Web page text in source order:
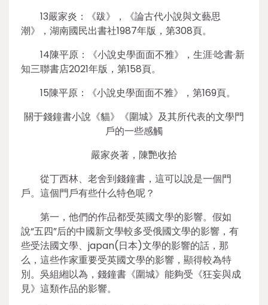
13嚴家炎：《跋》，《論古代小說與文藝思
潮》，湖南國民出書社1987年版，第308頁。
14陳平原：《小說史學面面不雅》，生涯·唸書·新
知三聯書店2021年版，第158頁。
15陳平原：《小說史學面面不雅》，第169頁。
關于錢鐘書小說《貓》《圍城》及其所代表的文學門
戶的一些感觸
嚴家炎著，陳艷收拾
從丁西林、老舍到錢鐘書，這可以說是一個門
戶。這個門戶有些什么特色呢？
第一，他們的作品都受英國文學的影響。假如
說“五四”后的中國新文學較多受俄國文學的影響，有
些受法國文學、japan(日本)文學的影響的話，那
么，這些作家重要受英國文學的影響，顯得較為特
別。吳組緗以為，錢鐘書《圍城》能夠受《狂妄與成
見》這類作品的影響。